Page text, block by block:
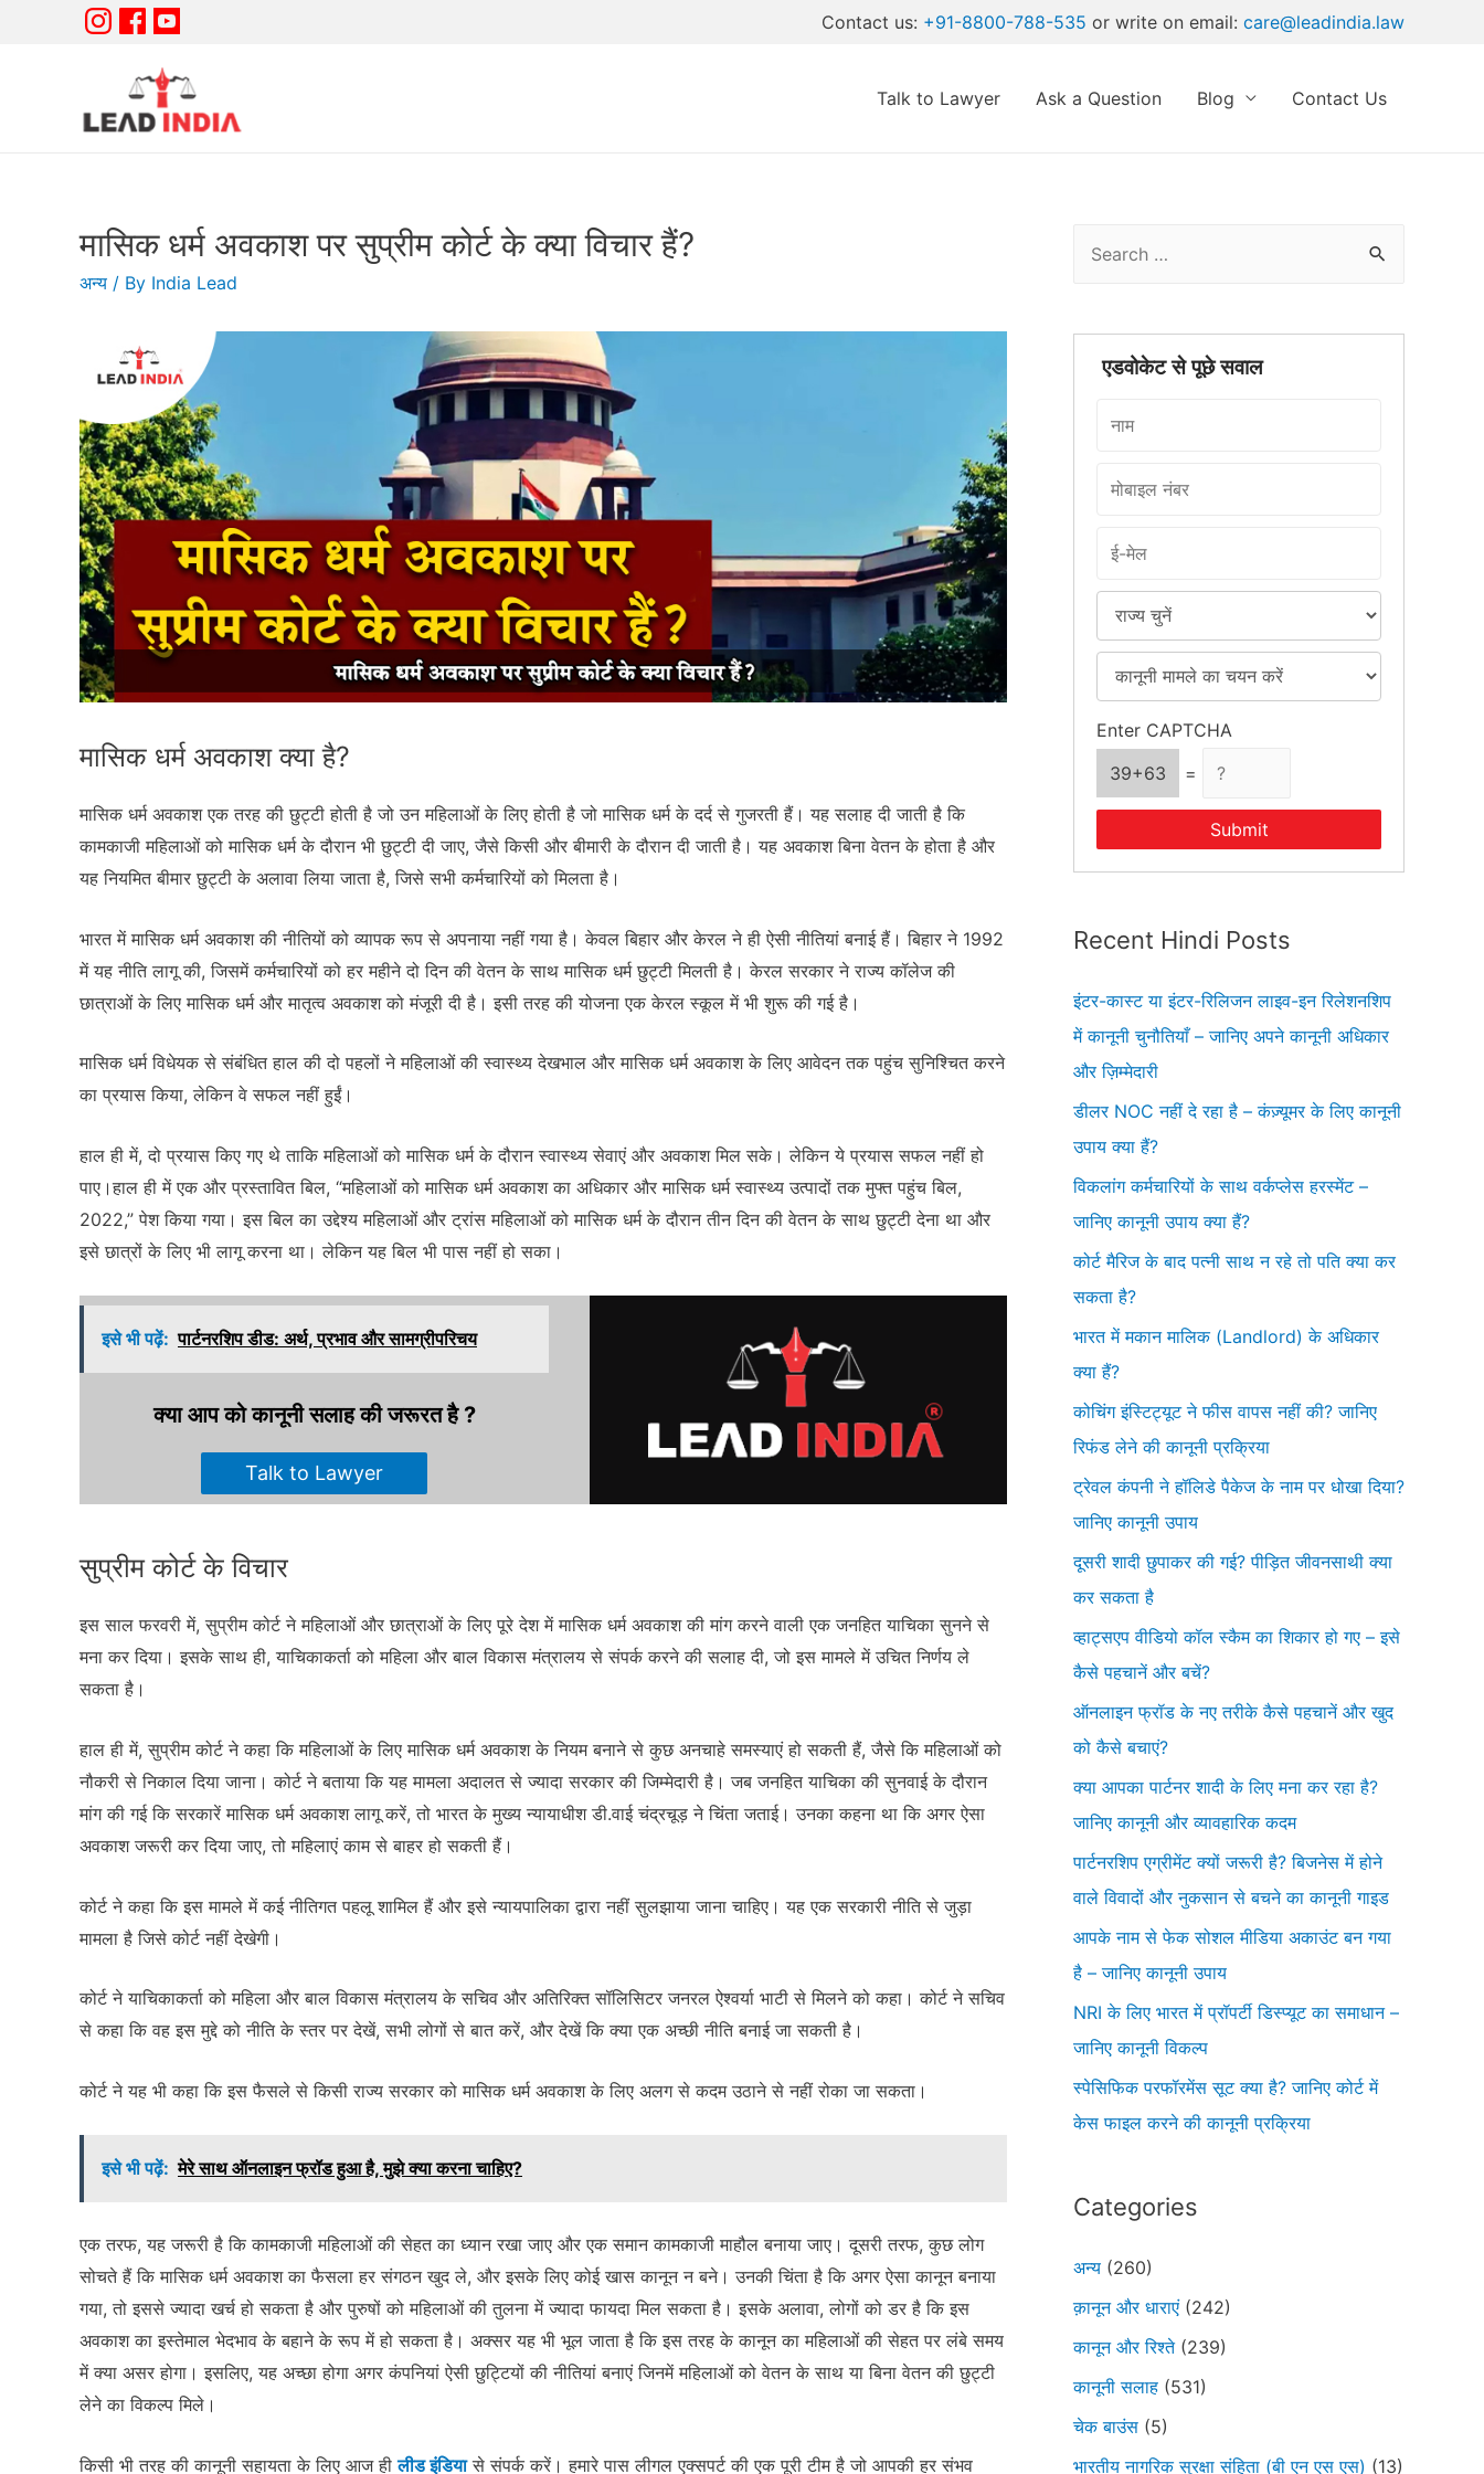
Contact us: +91-8800-788-535 or write on email: care@leadindia.law
Talk to Lawyer Ask a Question Blog Contact Us
मासिक धर्म अवकाश पर सुप्रीम कोर्ट के क्या विचार हैं?
अन्य / By India Lead
मासिक धर्म अवकाश क्या है?
मासिक धर्म अवकाश एक तरह की छुट्टी होती है जो उन महिलाओं के लिए होती है जो मासिक धर्म के दर्द से गुजरती हैं। यह सलाह दी जाती है कि
कामकाजी महिलाओं को मासिक धर्म के दौरान भी छुट्टी दी जाए, जैसे किसी और बीमारी के दौरान दी जाती है। यह अवकाश बिना वेतन के होता है और
यह नियमित बीमार छुट्टी के अलावा लिया जाता है, जिसे सभी कर्मचारियों को मिलता है।
भारत में मासिक धर्म अवकाश की नीतियों को व्यापक रूप से अपनाया नहीं गया है। केवल बिहार और केरल ने ही ऐसी नीतियां बनाई हैं। बिहार ने 1992
में यह नीति लागू की, जिसमें कर्मचारियों को हर महीने दो दिन की वेतन के साथ मासिक धर्म छुट्टी मिलती है। केरल सरकार ने राज्य कॉलेज की
छात्राओं के लिए मासिक धर्म और मातृत्व अवकाश को मंजूरी दी है। इसी तरह की योजना एक केरल स्कूल में भी शुरू की गई है।
मासिक धर्म विधेयक से संबंधित हाल की दो पहलों ने महिलाओं की स्वास्थ्य देखभाल और मासिक धर्म अवकाश के लिए आवेदन तक पहुंच सुनिश्चित करने
का प्रयास किया, लेकिन वे सफल नहीं हुईं।
हाल ही में, दो प्रयास किए गए थे ताकि महिलाओं को मासिक धर्म के दौरान स्वास्थ्य सेवाएं और अवकाश मिल सके। लेकिन ये प्रयास सफल नहीं हो
पाए।हाल ही में एक और प्रस्तावित बिल, “महिलाओं को मासिक धर्म अवकाश का अधिकार और मासिक धर्म स्वास्थ्य उत्पादों तक मुफ्त पहुंच बिल,
2022,” पेश किया गया। इस बिल का उद्देश्य महिलाओं और ट्रांस महिलाओं को मासिक धर्म के दौरान तीन दिन की वेतन के साथ छुट्टी देना था और
इसे छात्रों के लिए भी लागू करना था। लेकिन यह बिल भी पास नहीं हो सका।
इसे भी पढ़ें: पार्टनरशिप डीड: अर्थ, प्रभाव और सामग्रीपरिचय
क्या आप को कानूनी सलाह की जरूरत है ?
Talk to Lawyer
सुप्रीम कोर्ट के विचार
इस साल फरवरी में, सुप्रीम कोर्ट ने महिलाओं और छात्राओं के लिए पूरे देश में मासिक धर्म अवकाश की मांग करने वाली एक जनहित याचिका सुनने से
मना कर दिया। इसके साथ ही, याचिकाकर्ता को महिला और बाल विकास मंत्रालय से संपर्क करने की सलाह दी, जो इस मामले में उचित निर्णय ले
सकता है।
हाल ही में, सुप्रीम कोर्ट ने कहा कि महिलाओं के लिए मासिक धर्म अवकाश के नियम बनाने से कुछ अनचाहे समस्याएं हो सकती हैं, जैसे कि महिलाओं को
नौकरी से निकाल दिया जाना। कोर्ट ने बताया कि यह मामला अदालत से ज्यादा सरकार की जिम्मेदारी है। जब जनहित याचिका की सुनवाई के दौरान
मांग की गई कि सरकारें मासिक धर्म अवकाश लागू करें, तो भारत के मुख्य न्यायाधीश डी.वाई चंद्रचूड़ ने चिंता जताई। उनका कहना था कि अगर ऐसा
अवकाश जरूरी कर दिया जाए, तो महिलाएं काम से बाहर हो सकती हैं।
कोर्ट ने कहा कि इस मामले में कई नीतिगत पहलू शामिल हैं और इसे न्यायपालिका द्वारा नहीं सुलझाया जाना चाहिए। यह एक सरकारी नीति से जुड़ा
मामला है जिसे कोर्ट नहीं देखेगी।
कोर्ट ने याचिकाकर्ता को महिला और बाल विकास मंत्रालय के सचिव और अतिरिक्त सॉलिसिटर जनरल ऐश्वर्या भाटी से मिलने को कहा। कोर्ट ने सचिव
से कहा कि वह इस मुद्दे को नीति के स्तर पर देखें, सभी लोगों से बात करें, और देखें कि क्या एक अच्छी नीति बनाई जा सकती है।
कोर्ट ने यह भी कहा कि इस फैसले से किसी राज्य सरकार को मासिक धर्म अवकाश के लिए अलग से कदम उठाने से नहीं रोका जा सकता।
इसे भी पढ़ें: मेरे साथ ऑनलाइन फ्रॉड हुआ है, मुझे क्या करना चाहिए?
एक तरफ, यह जरूरी है कि कामकाजी महिलाओं की सेहत का ध्यान रखा जाए और एक समान कामकाजी माहौल बनाया जाए। दूसरी तरफ, कुछ लोग
सोचते हैं कि मासिक धर्म अवकाश का फैसला हर संगठन खुद ले, और इसके लिए कोई खास कानून न बने। उनकी चिंता है कि अगर ऐसा कानून बनाया
गया, तो इससे ज्यादा खर्च हो सकता है और पुरुषों को महिलाओं की तुलना में ज्यादा फायदा मिल सकता है। इसके अलावा, लोगों को डर है कि इस
अवकाश का इस्तेमाल भेदभाव के बहाने के रूप में हो सकता है। अक्सर यह भी भूल जाता है कि इस तरह के कानून का महिलाओं की सेहत पर लंबे समय
में क्या असर होगा। इसलिए, यह अच्छा होगा अगर कंपनियां ऐसी छुट्टियों की नीतियां बनाएं जिनमें महिलाओं को वेतन के साथ या बिना वेतन की छुट्टी
लेने का विकल्प मिले।
किसी भी तरह की कानूनी सहायता के लिए आज हीलीड इंडियासे संपर्क करें। हमारे पास लीगल एक्सपर्ट की एक पूरी टीम है जो आपकी हर संभव
एडवोकेट से पूछे सवाल
Enter CAPTCHA
39+63
=
Submit
Recent Hindi Posts
इंटर-कास्ट या इंटर-रिलिजन लाइव-इन रिलेशनशिप
में कानूनी चुनौतियाँ – जानिए अपने कानूनी अधिकार
और ज़िम्मेदारी
डीलर NOC नहीं दे रहा है – कंज़्यूमर के लिए कानूनी
उपाय क्या हैं?
विकलांग कर्मचारियों के साथ वर्कप्लेस हरस्मेंट –
जानिए कानूनी उपाय क्या हैं?
कोर्ट मैरिज के बाद पत्नी साथ न रहे तो पति क्या कर
सकता है?
भारत में मकान मालिक (Landlord) के अधिकार
क्या हैं?
कोचिंग इंस्टिट्यूट ने फीस वापस नहीं की? जानिए
रिफंड लेने की कानूनी प्रक्रिया
ट्रेवल कंपनी ने हॉलिडे पैकेज के नाम पर धोखा दिया?
जानिए कानूनी उपाय
दूसरी शादी छुपाकर की गई? पीड़ित जीवनसाथी क्या
कर सकता है
व्हाट्सएप वीडियो कॉल स्कैम का शिकार हो गए – इसे
कैसे पहचानें और बचें?
ऑनलाइन फ्रॉड के नए तरीके कैसे पहचानें और खुद
को कैसे बचाएं?
क्या आपका पार्टनर शादी के लिए मना कर रहा है?
जानिए कानूनी और व्यावहारिक कदम
पार्टनरशिप एग्रीमेंट क्यों जरूरी है? बिजनेस में होने
वाले विवादों और नुकसान से बचने का कानूनी गाइड
आपके नाम से फेक सोशल मीडिया अकाउंट बन गया
है – जानिए कानूनी उपाय
NRI के लिए भारत में प्रॉपर्टी डिस्प्यूट का समाधान –
जानिए कानूनी विकल्प
स्पेसिफिक परफॉरमेंस सूट क्या है? जानिए कोर्ट में
केस फाइल करने की कानूनी प्रक्रिया
Categories
अन्य (260)
क़ानून और धाराएं(242)
कानून और रिश्ते(239)
कानूनी सलाह (531)
चेक बाउंस (5)
भारतीय नागरिक सुरक्षा संहिता (बी एन एस एस) (13)
✓ हम आपकी व्यक्तिगत डिटेल्स की पूरी विश्वनीयता और सुरक्षा रखते हैं।